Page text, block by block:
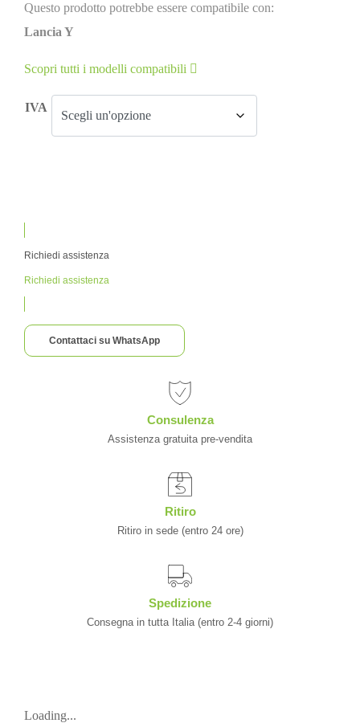
Questo prodotto potrebbe essere compatibile con:
Lancia Y
Scopri tutti i modelli compatibili
IVA
Richiedi assistenza
Richiedi assistenza
Contattaci su WhatsApp
Consulenza
Assistenza gratuita pre-vendita
Ritiro
Ritiro in sede (entro 24 ore)
Spedizione
Consegna in tutta Italia (entro 2-4 giorni)
Loading...